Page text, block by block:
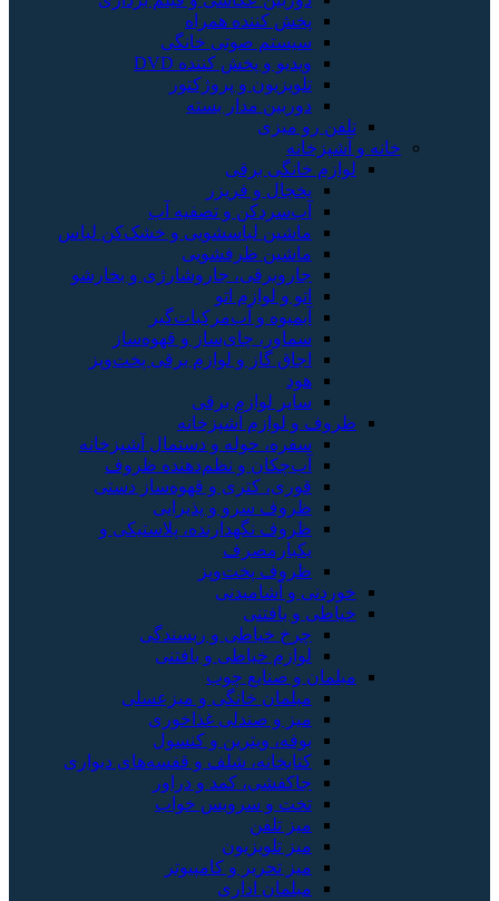
پخش کننده همراه
سیستم صوتی خانگی
ویدیو و پخش کننده DVD
تلویزیون و پروژکتور
دوربین مدار بسته
تلفن رو میزی
خانه و آشپزخانه
لوازم خانگی برقی
یخچال و فریزر
آب‌سردکن و تصفیه آب
ماشین لباسشویی و خشک‌کن لباس
ماشین ظرفشویی
جاروبرقی، جاروشارژی و بخارشو
اتو و لوازم اتو
آبمیوه و آب‌مرکبات‌گیر
سماور، چای‌ساز و قهوه‌ساز
اجاق گاز و لوازم برقی پخت‌وپز
هود
سایر لوازم برقی
ظروف و لوازم آشپزخانه
سفره، حوله و دستمال آشپزخانه
آب‌چکان و نظم‌دهنده ظروف
قوری، کتری و قهوه‌ساز دستی
ظروف سرو و پذیرایی
ظروف نگهدارنده، پلاستیکی و
یکبارمصرف
ظروف پخت‌وپز
خوردنی و آشامیدنی
خیاطی و بافتنی
چرخ خیاطی و ریسندگی
لوازم خیاطی و بافتنی
مبلمان و صنایع چوب
مبلمان خانگی و میزعسلی
میز و صندلی غذاخوری
بوفه، ویترین و کنسول
کتابخانه، شلف و قفسه‌های دیواری
جاکفشی، کمد و دراور
تخت و سرویس خواب
میز تلفن
میز تلویزیون
میز تحریر و کامپیوتر
مبلمان اداری